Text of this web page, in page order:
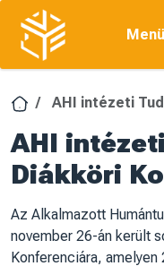
Ugrás a tartalomra
Menü
AHI intézeti
AHI
Diákköri
Az Alkalmazott
november 26-án került
Konferenciára,